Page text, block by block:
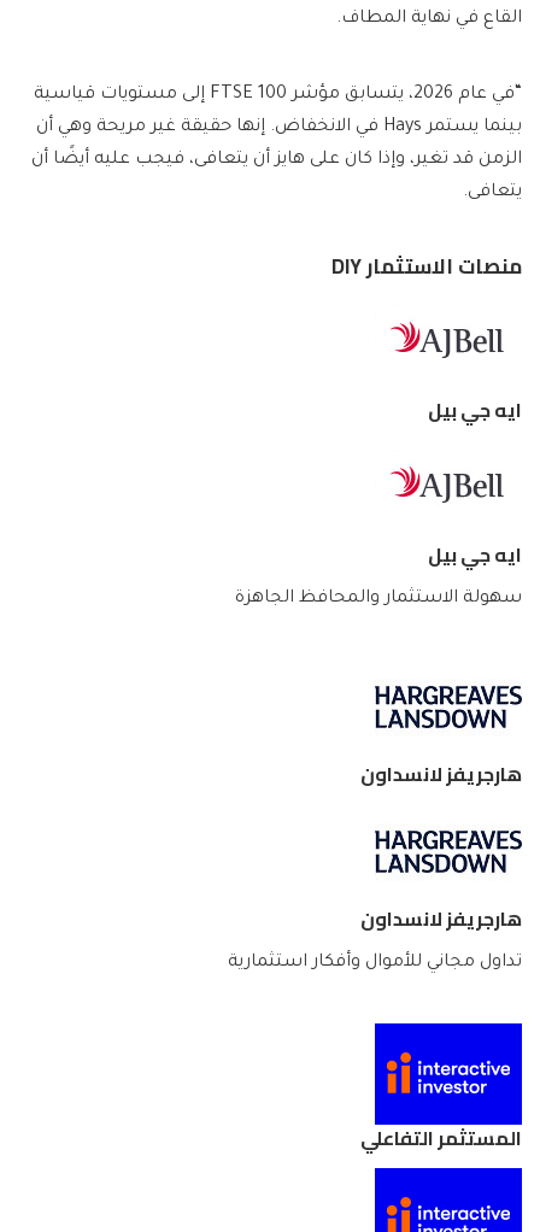
القاع في نهاية المطاف.
“في عام 2026، يتسابق مؤشر FTSE 100 إلى مستويات قياسية
بينما يستمر Hays في الانخفاض. إنها حقيقة غير مريحة وهي أن
الزمن قد تغير، وإذا كان على هايز أن يتعافى، فيجب عليه أيضًا أن
يتعافى.
منصات الاستثمار DIY
ايه جي بيل
ايه جي بيل
سهولة الاستثمار والمحافظ الجاهزة
هارجريفز لانسداون
هارجريفز لانسداون
تداول مجاني للأموال وأفكار استثمارية
المستثمر التفاعلي